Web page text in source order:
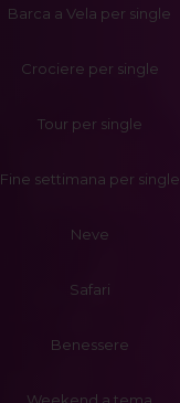
Barca a Vela per single
Crociere per single
Tour per single
Fine settimana per single
Neve
Safari
Benessere